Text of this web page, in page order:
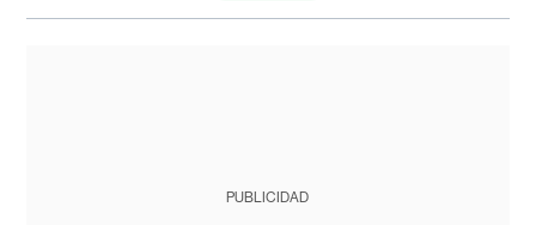
PUBLICIDAD